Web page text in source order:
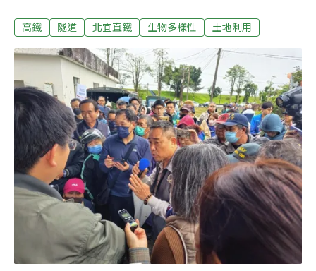
與反對民眾各自在環境部外舉辦記者會。在民進黨宜蘭縣
平、東部要高鐵」，指宜蘭基礎建設已落後西部數十年，
不願再當二等公民。反對民眾高喊「重啟評估、暫停環
評」。反方代表、前交通部長賀陳旦指出，高鐵延伸宜蘭
的可行性研究，內容採用台鐵早年的提速報告，「是用搭
便車的方式突然出現」，質疑不符正當程序。高鐵延伸宜
蘭 地下水脈、魚類保護、樹木移植內容不足2020年交通部
提出運輸政策白皮書，規劃高鐵延伸屏東、宜蘭等方案，
喊出「4個90分鐘」目標，串連全台一日生活圈。「高鐵
延伸宜蘭」計畫全長約60.6公里，路線銜接既有南港站，
沿線經汐止、平溪、雙溪、貢寮，繞一大彎迴
高鐵 隧道 北宜直鐵 生物多樣性 土地利用